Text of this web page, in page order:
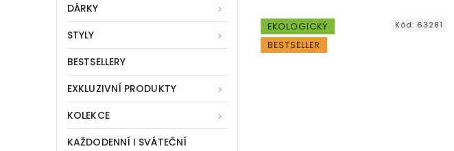
DÁRKY
STYLY
BESTSELLERY
EXKLUZIVNÍ PRODUKTY
KOLEKCE
KAŽDODENNÍ I SVÁTEČNÍ
Kód:86068
EKOLOGICKÝ
BESTSELLER
Kód: 63281